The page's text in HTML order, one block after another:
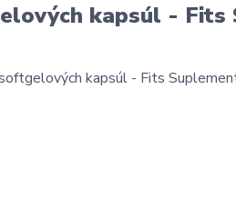
kapsúl - Fits